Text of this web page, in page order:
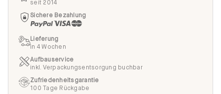
seit 2014
Sichere Bezahlung
Lieferung
in 4 Wochen
Aufbauservice
inkl. Verpackungsentsorgung buchbar
Zufriedenheitsgarantie
100 Tage Rückgabe